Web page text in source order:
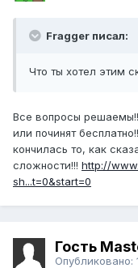
Fragger писал:
Что ты хотел этим
Все вопросы
или починят
кончилась то, как
сложности!!! http://
sh...t=0&start=0
Гость
Опубликовано: